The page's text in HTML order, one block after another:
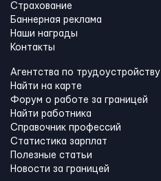
Страхование
Баннерная реклама
Наши награды
Контакты
Агентства по трудоустройству
Найти на карте
Форум о работе за границей
Найти работника
Справочник профессий
Статистика зарплат
Полезные статьи
Новости за границей